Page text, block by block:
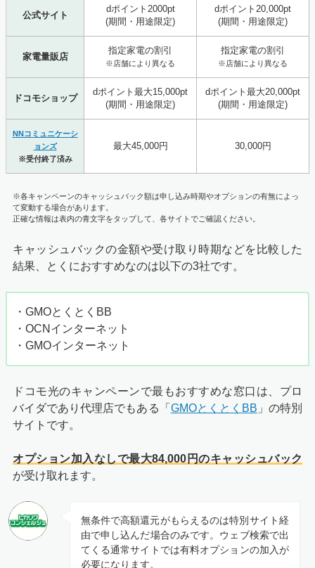
公式サイト
dポイント2000pt
(期間・用途限定)
dポイント20,000pt
(期間・用途限定)
家電量販店
指定家電の割引
※店舗により異なる
指定家電の割引
※店舗により異なる
ドコモショップ
dポイント最大15,000pt
(期間・用途限定)
dポイント最大20,000pt
(期間・用途限定)
NNコミュニケーシ
ョンズ
※受付終了済み
最大45,000円 30,000円
※各キャンペーンのキャッシュバック額は申し込み時期やオプションの有無によっ
て変動する場合があります。
正確な情報は表内の青文字をタップして、各サイトでご確認ください。
キャッシュバックの金額や受け取り時期などを比較した
結果、とくにおすすめなのは以下の3社です。
・GMOとくとくBB
・OCNインターネット
・GMOインターネット
ドコモ光のキャンペーンで最もおすすめな窓口は、プロ
バイダであり代理店でもある「 GMOとくとくBB 」の特別
サイトです。
オプション加入なしで最大84,000円のキャッシュバック
が受け取れます。
無条件で高額還元がもらえるのは特別サイト経
由で申し込んだ場合のみです。ウェブ検索で出
てくる通常サイトでは有料オプションの加入が
必要になります。